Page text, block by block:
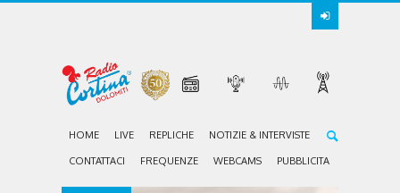
HOME LIVE REPLICHE NOTIZIE & INTERVISTE
CONTATTACI FREQUENZE WEBCAMS PUBBLICITA